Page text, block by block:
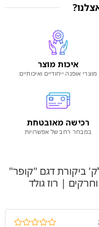
איכות מוצר
מוצרי אופנה ייחודיים ואיכותיים
רכישה מאובטחת
במבחר רחב של אפשרויות
ביקורת דגם "קופר"
וחרקים | רוז גולד